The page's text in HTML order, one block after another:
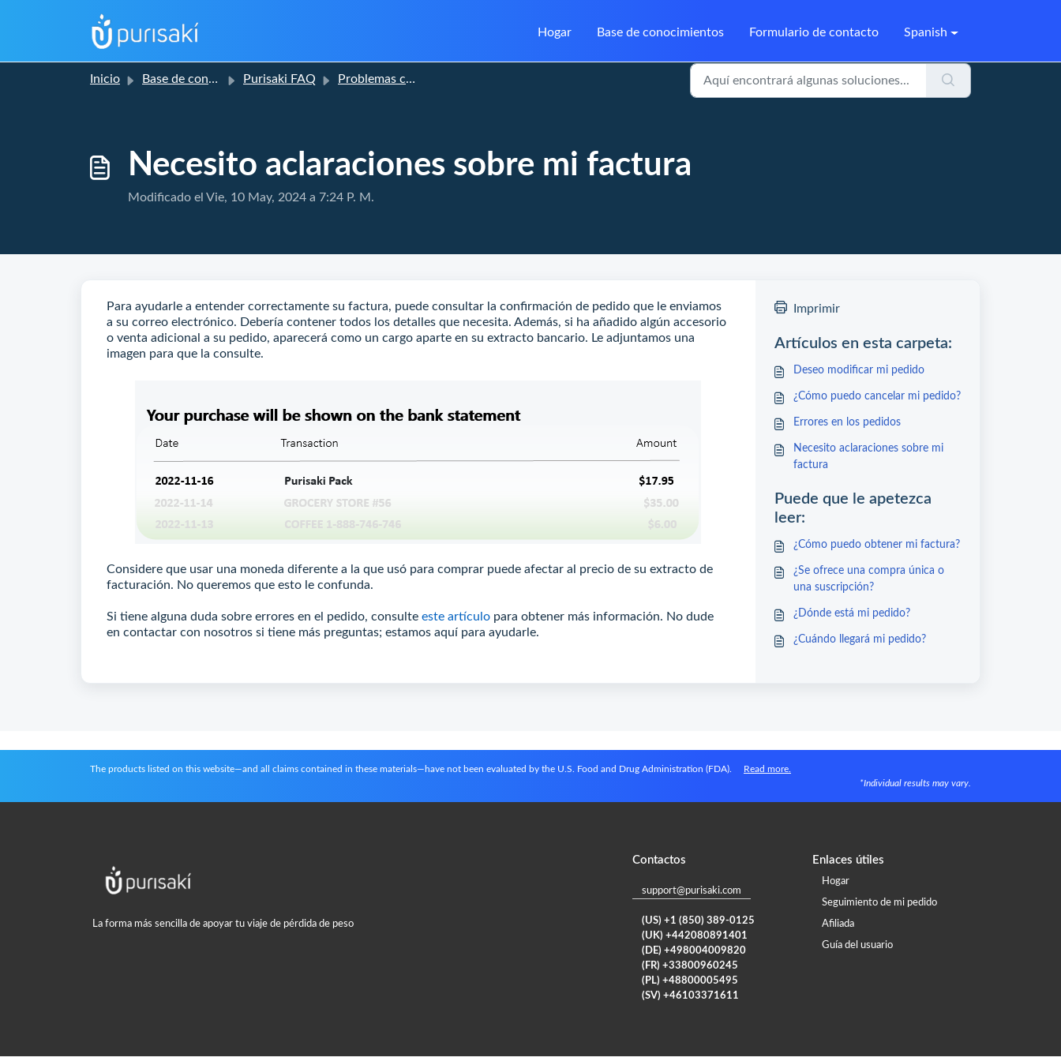
Hogar Base de conocimientos Formulario de contacto Spanish
Inicio Base de conocimientos Purisaki FAQ Problemas con los pedidos
Necesito aclaraciones sobre mi factura
Modificado el Vie, 10 May, 2024 a 7:24 P. M.
Para ayudarle a entender correctamente su factura, puede consultar la confirmación de pedido que le enviamos
a su correo electrónico. Debería contener todos los detalles que necesita. Además, si ha añadido algún accesorio
o venta adicional a su pedido, aparecerá como un cargo aparte en su extracto bancario. Le adjuntamos una
imagen para que la consulte.
Considere que usar una moneda diferente a la que usó para comprar puede afectar al precio de su extracto de
facturación. No queremos que esto le confunda.
Si tiene alguna duda sobre errores en el pedido, consulte este artículo para obtener más información. No dude
en contactar con nosotros si tiene más preguntas; estamos aquí para ayudarle.
Imprimir
Artículos en esta carpeta:
Deseo modificar mi pedido
¿Cómo puedo cancelar mi pedido?
Errores en los pedidos
Necesito aclaraciones sobre mi
factura
Puede que le apetezca
leer:
¿Cómo puedo obtener mi factura?
¿Se ofrece una compra única o
una suscripción?
¿Dónde está mi pedido?
¿Cuándo llegará mi pedido?
The products listed on this website—and all claims contained in these materials—have not been evaluated by the U.S. Food and Drug Administration (FDA).
Read more.
*Individual results may vary.
La forma más sencilla de apoyar tu viaje de pérdida de peso
Contactos
support@purisaki.com
(US) +1 (850) 389-0125
(UK) +442080891401
(DE) +498004009820
(FR) +33800960245
(PL) +48800005495
(SV) +46103371611
Enlaces útiles
Hogar
Seguimiento de mi pedido
Afiliada
Guía del usuario